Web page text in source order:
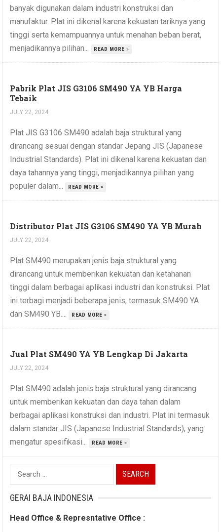
banyak digunakan dalam industri konstruksi dan
manufaktur. Plat ini dikenal karena kekuatan tariknya yang
tinggi serta kemampuannya untuk menahan beban berat,
menjadikannya pilihan...
READ MORE »
Pabrik Plat JIS G3106 SM490 YA YB Harga
Tebaik
JULY 22, 2024
Plat JIS G3106 SM490 adalah baja struktural yang
dirancang sesuai dengan standar Jepang JIS (Japanese
Industrial Standards). Plat ini dikenal karena kekuatan dan
daya tahannya yang tinggi, menjadikannya pilihan yang
populer dalam...
READ MORE »
Distributor Plat JIS G3106 SM490 YA YB Murah
JULY 22, 2024
Plat SM490 merupakan jenis baja struktural yang
dirancang untuk memberikan kekuatan dan ketahanan
tinggi dalam berbagai aplikasi industri dan konstruksi. Plat
ini terbagi menjadi beberapa jenis, termasuk SM490 YA
dan SM490 YB....
READ MORE »
Jual Plat SM490 YA YB Lengkap Di Jakarta
JULY 22, 2024
Plat SM490 adalah jenis baja struktural yang dirancang
untuk memberikan kekuatan dan daya tahan dalam
berbagai aplikasi konstruksi dan industri. Plat ini termasuk
dalam standar JIS (Japanese Industrial Standards), yang
mengatur spesifikasi...
READ MORE »
Search
for:
GERAI BAJA INDONESIA
Head Office & Represntative Office :